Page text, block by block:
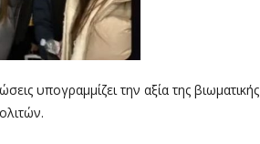
υπογραμμίζει την αξία της βιωματικής